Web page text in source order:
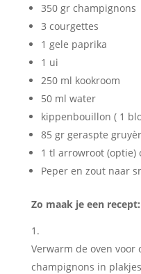
350 gr champignons
3 courgettes
1 gele paprika
1 ui
250 ml kookroom
50 ml water
kippenbouillon ( 1
85 gr geraspte
1 tl arrowroot (optie)
Peper en zout naar
Zo maak je een
Verwarm de oven voor
champignons in